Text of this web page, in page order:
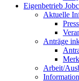
Eigenbetrieb
Aktuelle
Anträge
Arbeit/